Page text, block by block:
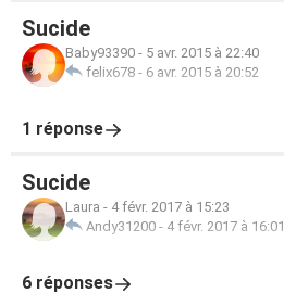
Sucide
Baby93390 - 5 avr. 2015 à 22:40
felix678 - 6 avr. 2015 à 20:52
1 réponse
Sucide
Laura - 4 févr. 2017 à 15:23
Andy31200 - 4 févr. 2017 à 16:01
6 réponses